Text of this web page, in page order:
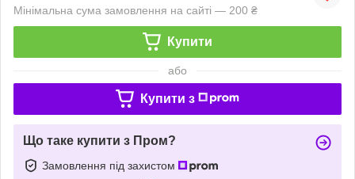
Мінімальна сума замовлення на сайті — 200 ₴
Купити
або
Купити з
Що таке купити з Пром?
Замовлення під захистом